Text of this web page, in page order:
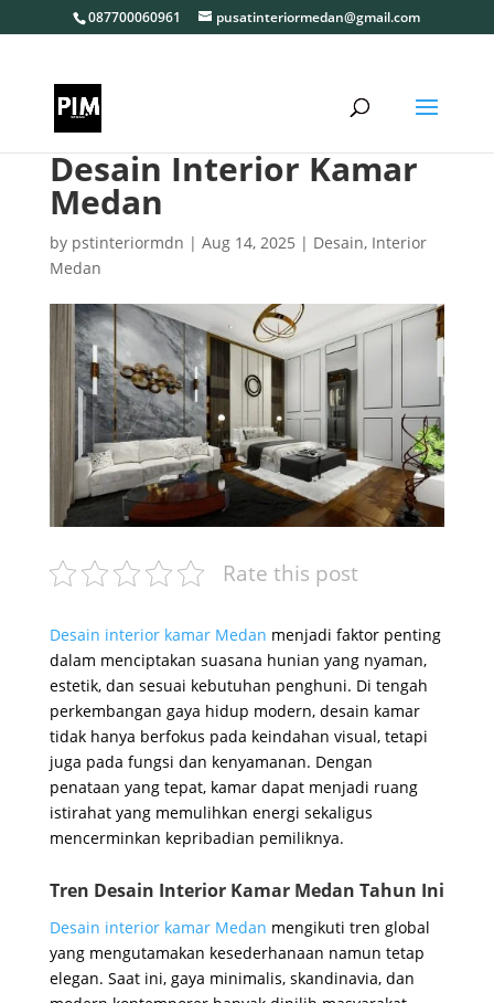
087700060961 pusatinteriormedan@gmail.com
Desain Interior Kamar
Medan
by pstinteriormdn | Aug 14, 2025 | Desain, Interior
Medan
Rate this post
Desain interior kamar Medan menjadi faktor penting
dalam menciptakan suasana hunian yang nyaman,
estetik, dan sesuai kebutuhan penghuni. Di tengah
perkembangan gaya hidup modern, desain kamar
tidak hanya berfokus pada keindahan visual, tetapi
juga pada fungsi dan kenyamanan. Dengan
penataan yang tepat, kamar dapat menjadi ruang
istirahat yang memulihkan energi sekaligus
mencerminkan kepribadian pemiliknya.
Tren Desain Interior Kamar Medan Tahun Ini
Desain interior kamar Medan mengikuti tren global
yang mengutamakan kesederhanaan namun tetap
elegan. Saat ini, gaya minimalis, skandinavia, dan